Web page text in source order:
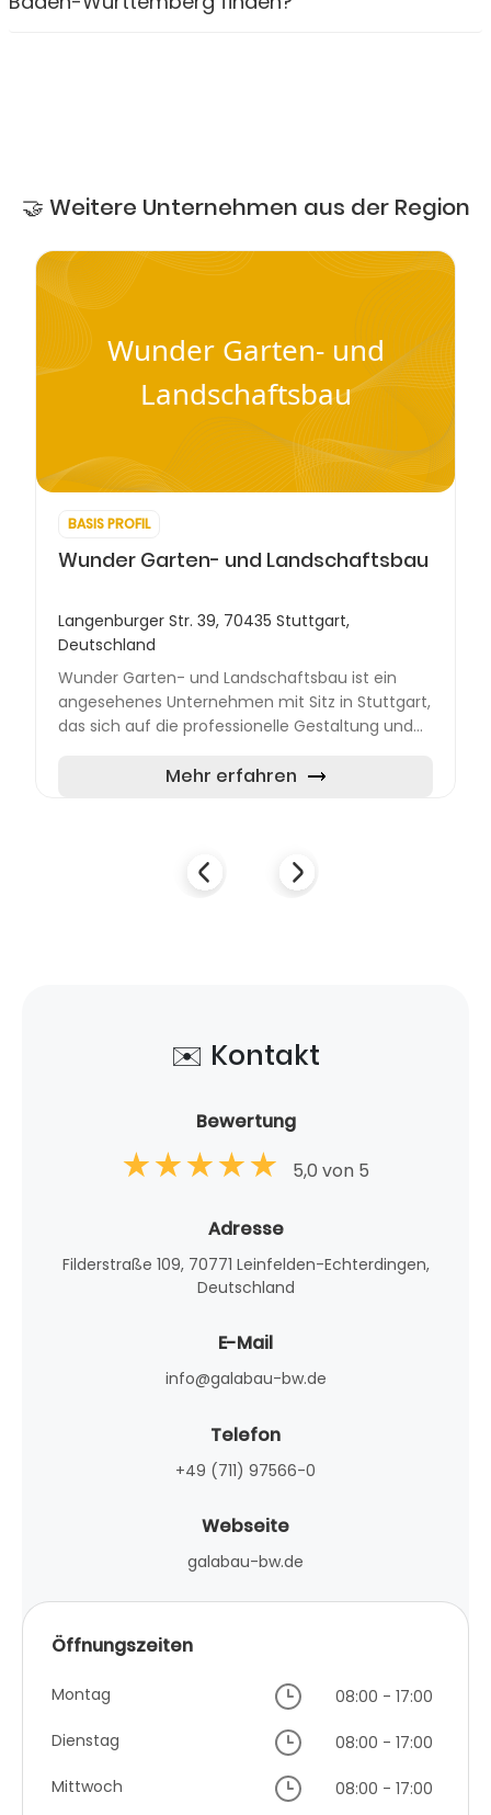
🤝 Weitere Unternehmen aus der Region
Wunder Garten- und
Landschaftsbau
BASIS PROFIL
Wunder Garten- und Landschaftsbau
Langenburger Str. 39, 70435 Stuttgart,
Deutschland
Wunder Garten- und Landschaftsbau ist ein
angesehenes Unternehmen mit Sitz in Stuttgart,
das sich auf die professionelle Gestaltung und
langjährigen Erf...Mehr erfahren
✉️ Kontakt
Bewertung
5,0 von 5
Adresse
Filderstraße 109, 70771 Leinfelden-Echterdingen,
Deutschland
E-Mail
info@galabau-bw.de
Telefon
+49 (711) 97566-0
Webseite
galabau-bw.de
Öffnungszeiten
Montag
08:00 - 17:00
Dienstag
08:00 - 17:00
Mittwoch
08:00 - 17:00